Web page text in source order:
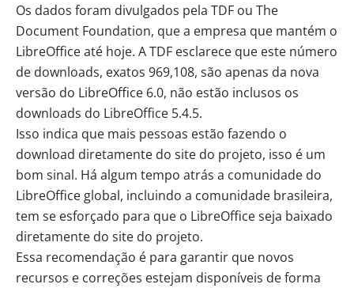
Os dados foram divulgados pela TDF ou The
Document Foundation, que a empresa que mantém o
LibreOffice até hoje. A TDF esclarece que este número
de downloads, exatos 969,108, são apenas da nova
versão do LibreOffice 6.0, não estão inclusos os
downloads do LibreOffice 5.4.5.
Isso indica que mais pessoas estão fazendo o
download diretamente do site do projeto, isso é um
bom sinal. Há algum tempo atrás a comunidade do
LibreOffice global, incluindo a comunidade brasileira,
tem se esforçado para que o LibreOffice seja baixado
diretamente do site do projeto.
Essa recomendação é para garantir que novos
recursos e correções estejam disponíveis de forma